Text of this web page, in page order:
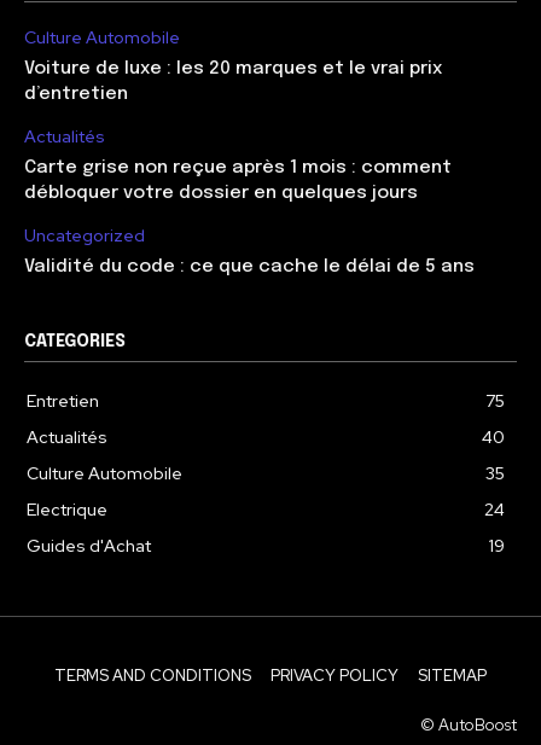
Culture Automobile
Voiture de luxe : les 20 marques et le vrai prix
d’entretien
Actualités
Carte grise non reçue après 1 mois : comment
débloquer votre dossier en quelques jours
Uncategorized
Validité du code : ce que cache le délai de 5 ans
CATEGORIES
Entretien
75
Actualités
40
Culture Automobile
35
Electrique
24
Guides d'Achat
19
TERMS AND CONDITIONS PRIVACY POLICY SITEMAP
© AutoBoost